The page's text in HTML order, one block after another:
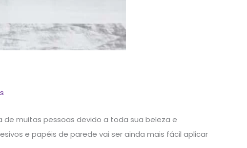
muitas pessoas devido a toda sua beleza e
e papéis de parede vai ser ainda mais fácil aplicar